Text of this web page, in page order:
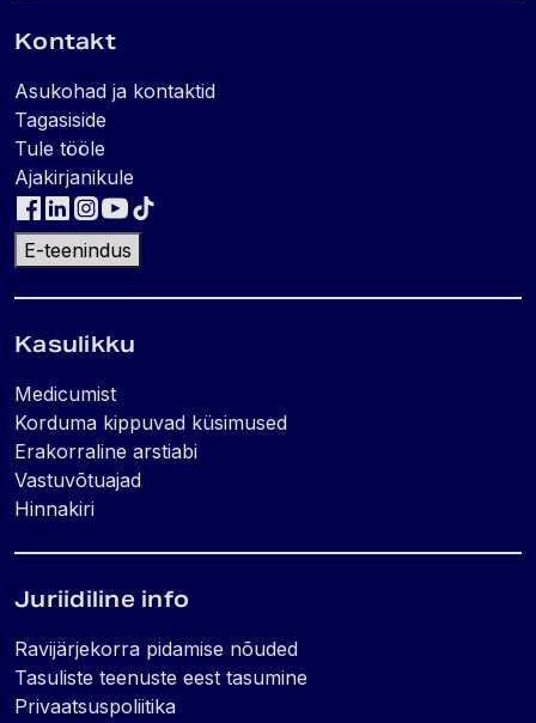
Kontakt
Asukohad ja kontaktid
Tagasiside
Tule tööle
Ajakirjanikule
E-teenindus
Kasulikku
Medicumist
Korduma kippuvad küsimused
Erakorraline arstiabi
Vastuvõtuajad
Hinnakiri
Juriidiline info
Ravijärjekorra pidamise nõuded
Tasuliste teenuste eest tasumine
Privaatsuspoliitika